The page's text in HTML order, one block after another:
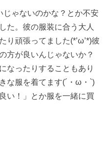
ゃないのかな？とか不安
た。彼の服装に合う大人
り頑張ってました(*’ω’*)彼
方が良いんじゃないか？
なったりすることもあり
な服を着てます(´・ω・`)
い！」とか服を一緒に買